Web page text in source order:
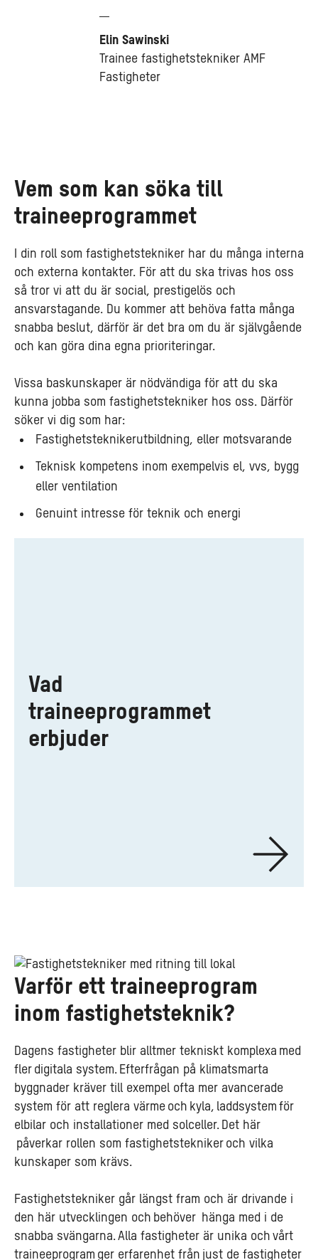
Elin Sawinski
Trainee fastighetstekniker AMF
Fastigheter
Vem som kan söka till
traineeprogrammet
I din roll som fastighetstekniker har du många interna
och externa kontakter. För att du ska trivas hos oss
så tror vi att du är social, prestigelös och
ansvarstagande. Du kommer att behöva fatta många
snabba beslut, därför är det bra om du är självgående
och kan göra dina egna prioriteringar.
Vissa baskunskaper är nödvändiga för att du ska
kunna jobba som fastighetstekniker hos oss. Därför
söker vi dig som har:
Fastighetsteknikerutbildning, eller motsvarande
Teknisk kompetens inom exempelvis el, vvs, bygg
eller ventilation
Genuint intresse för teknik och energi
Vad
traineeprogrammet
erbjuder
Varför ett traineeprogram
inom fastighetsteknik?
Dagens fastigheter blir alltmer tekniskt komplexa med
fler digitala system. Efterfrågan på klimatsmarta
byggnader kräver till exempel ofta mer avancerade
system för att reglera värme och kyla, laddsystem för
elbilar och installationer med solceller. Det här
påverkar rollen som fastighetstekniker och vilka
kunskaper som krävs.
Fastighetstekniker går längst fram och är drivande i
den här utvecklingen och behöver hänga med i de
snabba svängarna. Alla fastigheter är unika och vårt
traineeprogram ger erfarenhet från just de fastigheter